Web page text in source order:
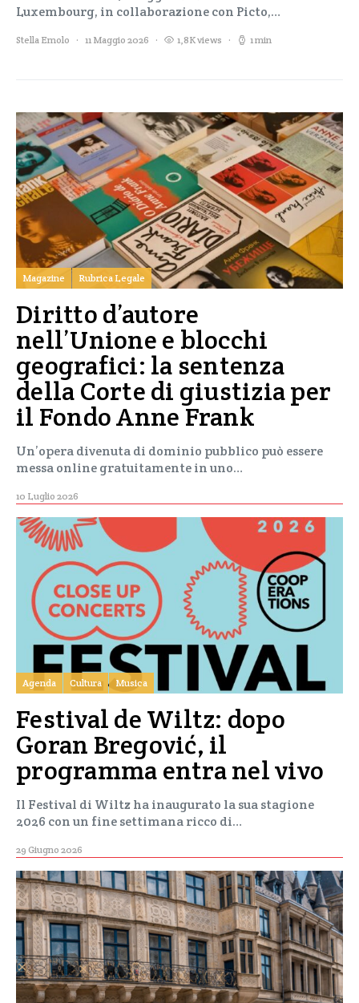
Luxembourg, in collaborazione con Picto,…
Stella Emolo 11 Maggio 2026 1,8K views 1 min
Magazine Rubrica Legale
Diritto d’autore
nell’Unione e blocchi
geografici: la sentenza
della Corte di giustizia per
il Fondo Anne Frank
Un’opera divenuta di dominio pubblico può essere
messa online gratuitamente in uno…
10 Luglio 2026
Agenda Cultura Musica
Festival de Wiltz: dopo
Goran Bregović, il
programma entra nel vivo
Il Festival di Wiltz ha inaugurato la sua stagione
2026 con un fine settimana ricco di…
29 Giugno 2026